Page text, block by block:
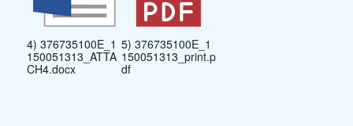
4) 376735100E_1
150051313_ATTA
CH4.docx
5) 376735100E_1
150051313_print.p
df